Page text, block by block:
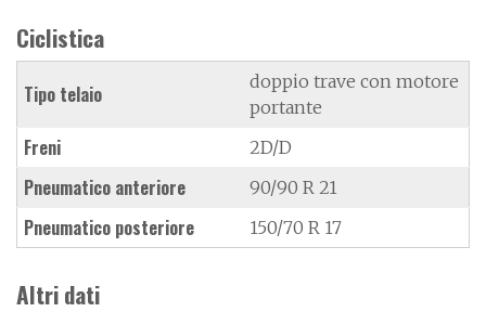
Ciclistica
Tipo telaio
doppio trave con motore
portante
Freni 2D/D
Pneumatico anteriore 90/90 R 21
Pneumatico posteriore 150/70 R 17
Altri dati